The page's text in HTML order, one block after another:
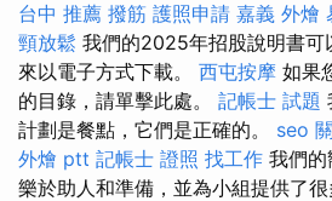
台中 推薦 撥筋 護照申請 嘉義 外燴
頸放鬆 我們的2025年招股說明書可
來以電子方式下載。 西屯按摩 如果
的目錄，請單擊此處。 記帳士 試題
計劃是餐點，它們是正確的。 seo
外燴 ptt 記帳士 證照 找工作 我們
樂於助人和準備，並為小組提供了